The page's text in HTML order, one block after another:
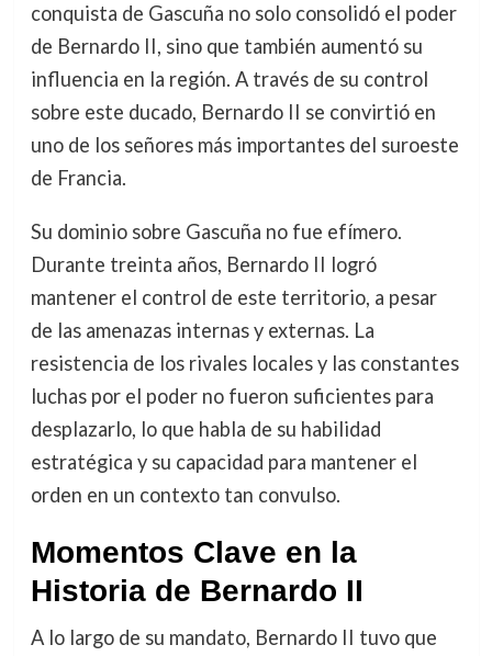
conquista de Gascuña no solo consolidó el poder
de Bernardo II, sino que también aumentó su
influencia en la región. A través de su control
sobre este ducado, Bernardo II se convirtió en
uno de los señores más importantes del suroeste
de Francia.
Su dominio sobre Gascuña no fue efímero.
Durante treinta años, Bernardo II logró
mantener el control de este territorio, a pesar
de las amenazas internas y externas. La
resistencia de los rivales locales y las constantes
luchas por el poder no fueron suficientes para
desplazarlo, lo que habla de su habilidad
estratégica y su capacidad para mantener el
orden en un contexto tan convulso.
Momentos Clave en la
Historia de Bernardo II
A lo largo de su mandato, Bernardo II tuvo que